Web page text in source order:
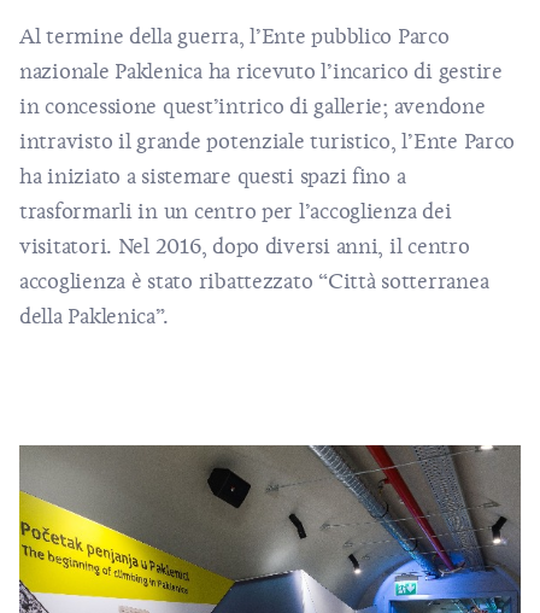
Al termine della guerra, l’Ente pubblico Parco
nazionale Paklenica ha ricevuto l’incarico di gestire
in concessione quest’intrico di gallerie; avendone
intravisto il grande potenziale turistico, l’Ente Parco
ha iniziato a sistemare questi spazi fino a
trasformarli in un centro per l’accoglienza dei
visitatori. Nel 2016, dopo diversi anni, il centro
accoglienza è stato ribattezzato “Città sotterranea
della Paklenica”.